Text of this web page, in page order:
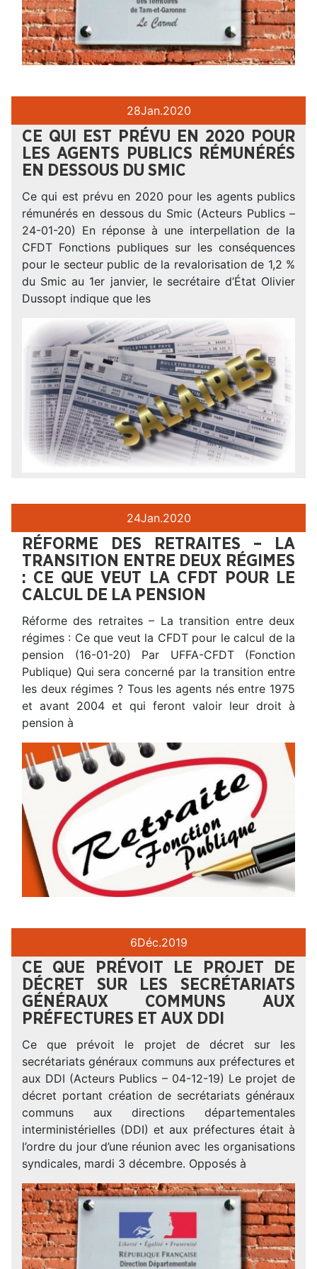
28Jan.2020
CE QUI EST PRÉVU EN 2020 POUR
LES AGENTS PUBLICS RÉMUNÉRÉS
EN DESSOUS DU SMIC
Ce qui est prévu en 2020 pour les agents publics
rémunérés en dessous du Smic (Acteurs Publics –
24-01-20) En réponse à une interpellation de la
CFDT Fonctions publiques sur les conséquences
pour le secteur public de la revalorisation de 1,2 %
du Smic au 1er janvier, le secrétaire d’État Olivier
Dussopt indique que les
24Jan.2020
RÉFORME DES RETRAITES – LA
TRANSITION ENTRE DEUX RÉGIMES
: CE QUE VEUT LA CFDT POUR LE
CALCUL DE LA PENSION
Réforme des retraites – La transition entre deux
régimes : Ce que veut la CFDT pour le calcul de la
pension (16-01-20) Par UFFA-CFDT (Fonction
Publique) Qui sera concerné par la transition entre
les deux régimes ? Tous les agents nés entre 1975
et avant 2004 et qui feront valoir leur droit à
pension à
6Déc.2019
CE QUE PRÉVOIT LE PROJET DE
DÉCRET SUR LES SECRÉTARIATS
GÉNÉRAUX COMMUNS AUX
PRÉFECTURES ET AUX DDI
Ce que prévoit le projet de décret sur les
secrétariats généraux communs aux préfectures et
aux DDI (Acteurs Publics – 04-12-19) Le projet de
décret portant création de secrétariats généraux
communs aux directions départementales
interministérielles (DDI) et aux préfectures était à
l’ordre du jour d’une réunion avec les organisations
syndicales, mardi 3 décembre. Opposés à